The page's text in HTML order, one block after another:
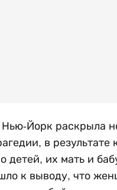
Йорк раскрыла
в результате
детей, их мать и
к выводу, что